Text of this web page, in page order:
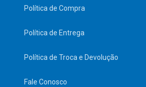
Política de Compra
Política de Entrega
Política de Troca e Devolução
Fale Conosco